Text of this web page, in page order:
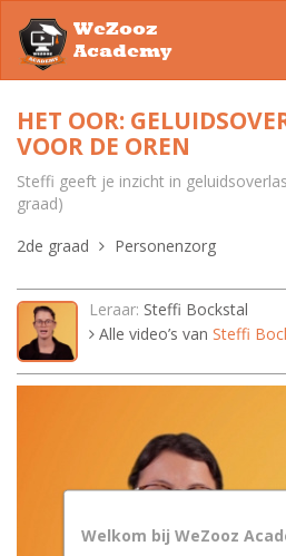
WeZooz
Academy
HET OOR:
VOOR DE OREN
Steffi geeft je inzicht in
graad)
2de graad
Personenzorg
Leraar: Steffi Bockstal
Alle video’s van Steffi
Welkom bij WeZooz